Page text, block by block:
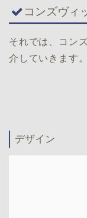
コンズヴィ
それでは、コン
介していきます。
デザイン